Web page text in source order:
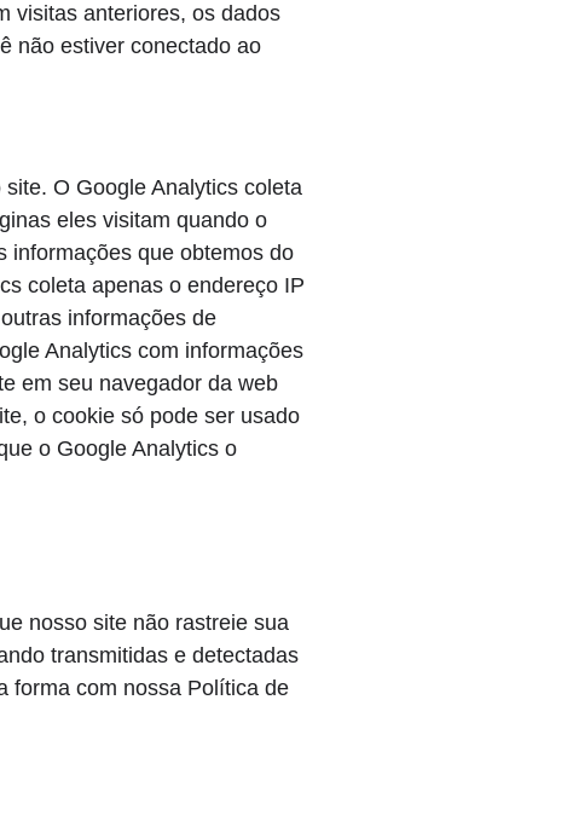
visitas anteriores, os dados
não estiver conectado ao
O Google Analytics coleta
eles visitam quando o
informações que obtemos do
coleta apenas o endereço IP
informações de
Analytics com informações
em seu navegador da web
o cookie só pode ser usado
o Google Analytics o
nosso site não rastreie sua
transmitidas e detectadas
forma com nossa Política de